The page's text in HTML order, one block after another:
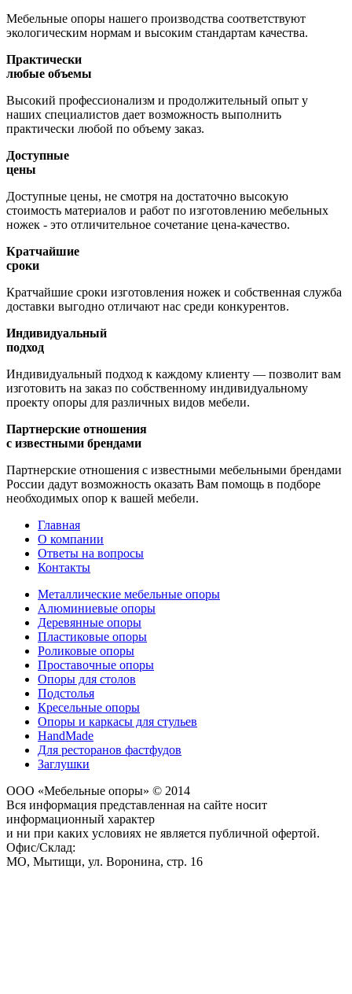
Мебельные опоры нашего производства соответствуют
экологическим нормам и высоким стандартам качества.
Практически
любые объемы
Высокий профессионализм и продолжительный опыт у
наших специалистов дает возможность выполнить
практически любой по объему заказ.
Доступные
цены
Доступные цены, не смотря на достаточно высокую
стоимость материалов и работ по изготовлению мебельных
ножек - это отличительное сочетание цена-качество.
Кратчайшие
сроки
Кратчайшие сроки изготовления ножек и собственная служба
доставки выгодно отличают нас среди конкурентов.
Индивидуальный
подход
Индивидуальный подход к каждому клиенту — позволит вам
изготовить на заказ по собственному индивидуальному
проекту опоры для различных видов мебели.
Партнерские отношения
с известными брендами
Партнерские отношения с известными мебельными брендами
России дадут возможность оказать Вам помощь в подборе
необходимых опор к вашей мебели.
Главная
О компании
Ответы на вопросы
Контакты
Металлические мебельные опоры
Алюминиевые опоры
Деревянные опоры
Пластиковые опоры
Роликовые опоры
Проставочные опоры
Опоры для столов
Подстолья
Кресельные опоры
Опоры и каркасы для стульев
HandMade
Для ресторанов фастфудов
Заглушки
ООО «Мебельные опоры» © 2014
Вся информация представленная на сайте носит
информационный характер
и ни при каких условиях не является публичной офертой.
Офис/Склад:
МО, Мытищи, ул. Воронина, стр. 16